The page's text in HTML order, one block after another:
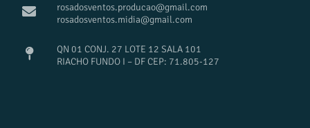
rosadosventos.producao@gmail.com
rosadosventos.midia@gmail.com
QN 01 CONJ. 27 LOTE 12 SALA 101
RIACHO FUNDO I – DF CEP: 71.805-127